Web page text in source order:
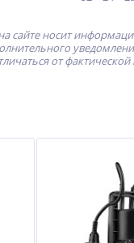
сайте носит
от